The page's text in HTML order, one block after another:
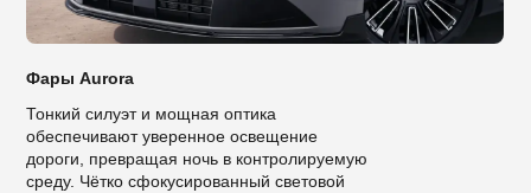
Фары Aurora
Тонкий силуэт и мощная оптика
обеспечивают уверенное освещение
дороги, превращая ночь в контролируемую
среду. Чётко сфокусированный световой